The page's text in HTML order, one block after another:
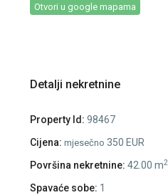
Otvori u google mapama
Detalji nekretnine
Property Id: 98467
Cijena: mjesečno 350 EUR
Površina nekretnine: 42.00 m2
Spavaće sobe: 1